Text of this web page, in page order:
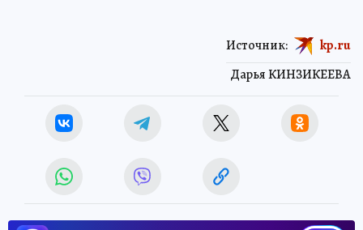
Дарья КИНЗИКЕЕВА
Источник: kp.ru